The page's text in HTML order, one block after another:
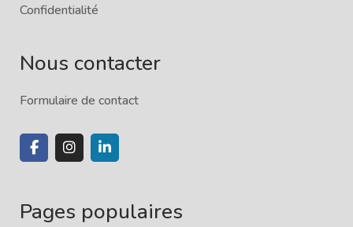
Confidentialité
Nous contacter
Formulaire de contact
Pages populaires